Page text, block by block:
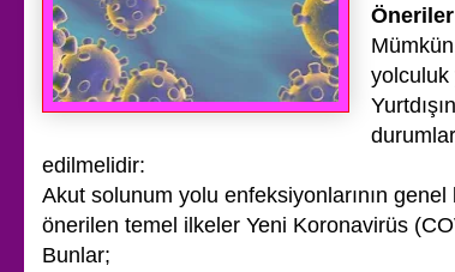
Öneriler
yolculuk
edilmelidir:
Akut solunum yolu enfeksiyonlarının
önerilen temel ilkeler Yeni Koronavirüs
Bunlar;